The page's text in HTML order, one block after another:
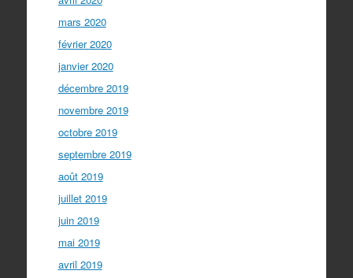
mars 2020
février 2020
janvier 2020
décembre 2019
novembre 2019
octobre 2019
septembre 2019
août 2019
juillet 2019
juin 2019
mai 2019
avril 2019